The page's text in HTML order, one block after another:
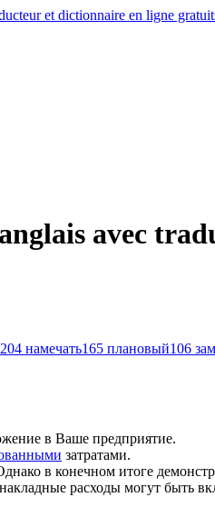
et dictionnaire en ligne
avec
204 намечать165 плановый106
в Ваше предприятие.
затратами.
в конечном итоге
расходы могут быть